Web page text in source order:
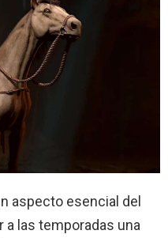
aspecto esencial del
a las temporadas una